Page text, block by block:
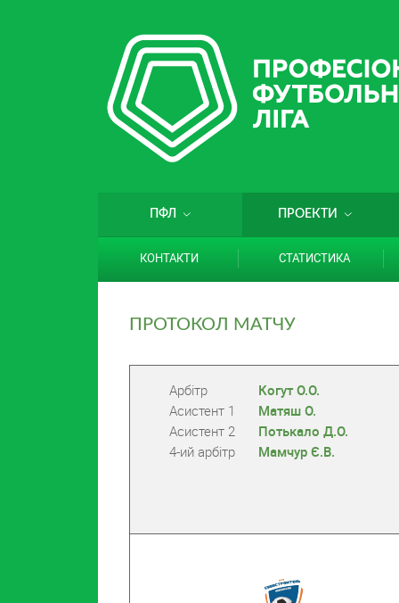
ПФЛ ПРОЕКТИ
КОНТАКТИ СТАТИСТИКА
ПРОТОКОЛ МАТЧУ
Арбітр
Когут О.О.
Асистент 1
Матяш О.
Асистент 2
Потькало Д.О.
4-ий арбітр
Мамчур Є.В.